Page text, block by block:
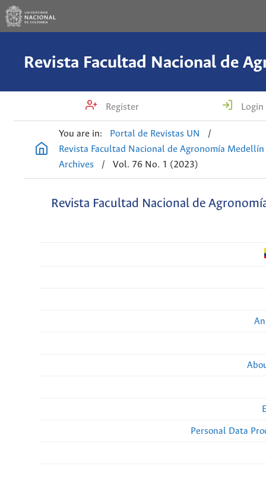
Register Login
You are in: Portal de Revistas UN
/
Revista Facultad Nacional de Agronomía Medellín
Archives
/ Vol. 76 No. 1 (2023)
Revista Facultad Nacional de
Personal Data